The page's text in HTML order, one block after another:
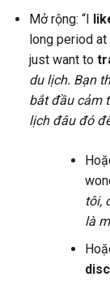
Mở rộng: “I
long period
just want to
du lịch. Bạn
bắt đầu cảm
lịch đâu đó
tôi,
là